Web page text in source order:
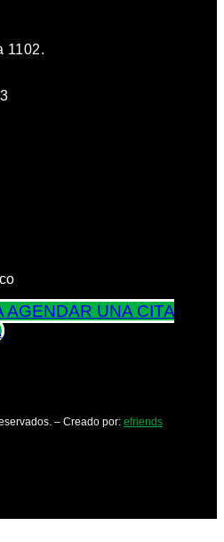
1102.
AGENDAR UNA CITA
– Creado por: efriends